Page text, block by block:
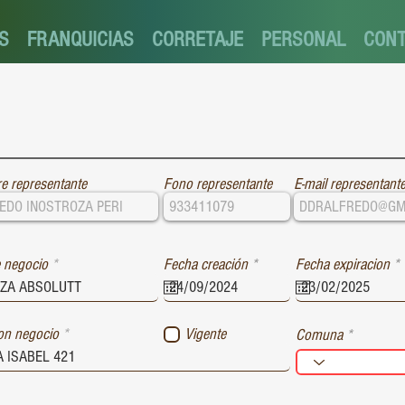
FRANQUICIAS CORRETAJE PERSONAL
representante Fono representante E-mail representante
negocio Fecha creación *r
d
Fecha expiracion *r
r
d
negocio Comuna
Vigente